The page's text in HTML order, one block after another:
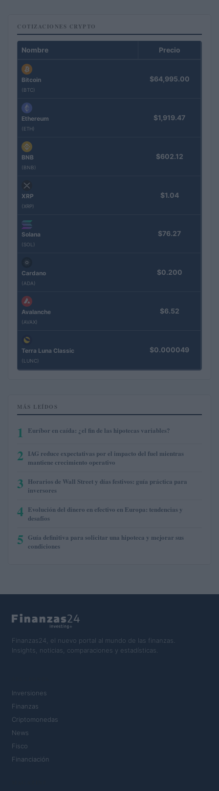
COTIZACIONES CRYPTO
Nombre Precio
Bitcoin
(BTC)
$64,995.00
Ethereum
(ETH)
$1,919.47
BNB
(BNB)
$602.12
XRP
(XRP)
$1.04
Solana
(SOL)
$76.27
Cardano
(ADA)
$0.200
Avalanche
(AVAX)
$6.52
Terra Luna Classic
(LUNC)
$0.000049
MÁS LEÍDOS
1 Euríbor en caída: ¿el fin de las hipotecas variables?
2 IAG reduce expectativas por el impacto del fuel mientras
mantiene crecimiento operativo
3 Horarios de Wall Street y días festivos: guía práctica para
inversores
4 Evolución del dinero en efectivo en Europa: tendencias y
desafíos
5 Guía definitiva para solicitar una hipoteca y mejorar sus
condiciones
Finanzas24, el nuevo portal al mundo de las finanzas.
Insights, noticias, comparaciones y estadísticas.
Inversiones
Finanzas
Criptomonedas
News
Fisco
Financiación